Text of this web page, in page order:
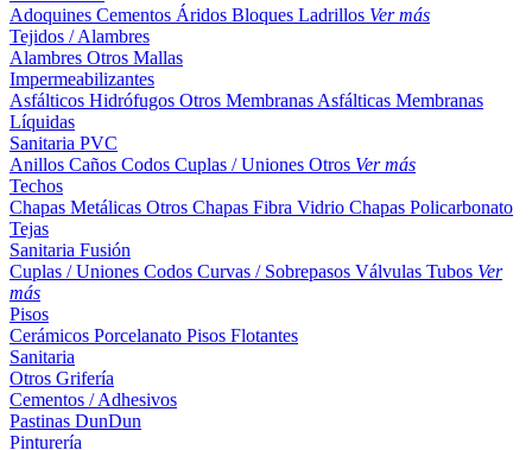
Adoquines Cementos Áridos Bloques Ladrillos Ver más
Tejidos / Alambres
Alambres Otros Mallas
Impermeabilizantes
Asfálticos Hidrófugos Otros Membranas Asfálticas Membranas
Líquidas
Sanitaria PVC
Anillos Caños Codos Cuplas / Uniones Otros Ver más
Techos
Chapas Metálicas Otros Chapas Fibra Vidrio Chapas Policarbonato
Tejas
Sanitaria Fusión
Cuplas / Uniones Codos Curvas / Sobrepasos Válvulas Tubos Ver
más
Pisos
Cerámicos Porcelanato Pisos Flotantes
Sanitaria
Otros Grifería
Cementos / Adhesivos
Pastinas DunDun
Pinturería